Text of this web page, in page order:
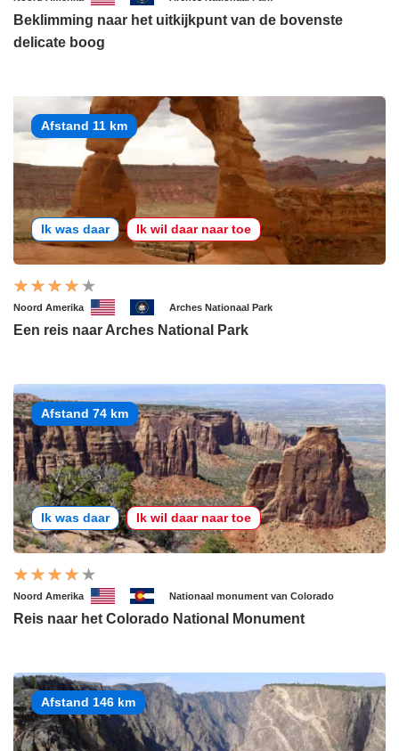
Beklimming naar het uitkijkpunt van de bovenste
delicate boog
Afstand 11 km
Ik was daar Ik wil daar naar toe
Noord Amerika Arches Nationaal Park
Een reis naar Arches National Park
Afstand 74 km
Ik was daar Ik wil daar naar toe
Noord Amerika Nationaal monument van Colorado
Reis naar het Colorado National Monument
Afstand 146 km